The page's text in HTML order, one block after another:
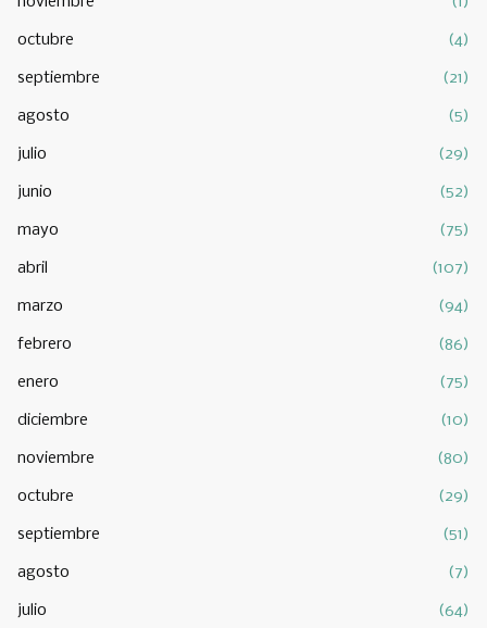
octubre (4)
septiembre (21)
agosto (5)
julio (29)
junio (52)
mayo (75)
abril (107)
marzo (94)
febrero (86)
enero (75)
diciembre (10)
noviembre (80)
octubre (29)
septiembre (51)
agosto (7)
julio (64)